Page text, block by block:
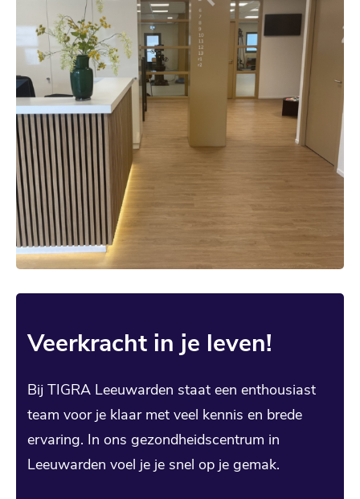
Veerkracht in je leven!
Bij TIGRA Leeuwarden staat een enthousiast
team voor je klaar met veel kennis en brede
ervaring. In ons gezondheidscentrum in
Leeuwarden voel je je snel op je gemak.